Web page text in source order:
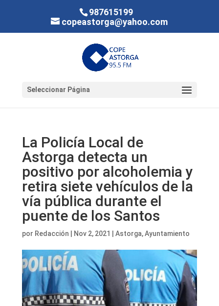
987615199
copeastorga@yahoo.com
Seleccionar Página
La Policía Local de
Astorga detecta un
positivo por alcoholemia y
retira siete vehículos de la
vía pública durante el
puente de los Santos
por Redacción Nov 2, 2021 Astorga,Ayuntamiento